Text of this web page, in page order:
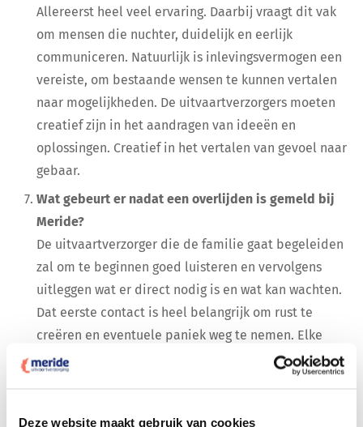
Deze website maakt gebruik van cookies
Allereerst heel veel ervaring. Daarbij vraagt dit vak
om mensen die nuchter, duidelijk en eerlijk
communiceren. Natuurlijk is inlevingsvermogen een
vereiste, om bestaande wensen te kunnen vertalen
naar mogelijkheden. De uitvaartverzorgers moeten
creatief zijn in het aandragen van ideeën en
oplossingen. Creatief in het vertalen van gevoel naar
gebaar.
Wat gebeurt er nadat een overlijden is gemeld bij
Meride?
De uitvaartverzorger die de familie gaat begeleiden
zal om te beginnen goed luisteren en vervolgens
uitleggen wat er direct nodig is en wat kan wachten.
Dat eerste contact is heel belangrijk om rust te
creëren en eventuele paniek weg te nemen. Elke
situatie is anders, de uitvaartverzorger zal datgene
doen of laten doen waar de situatie om vraagt. Als